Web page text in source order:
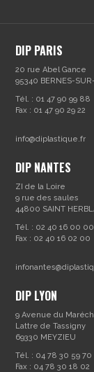
DIP PARIS
20 rue Abel Gance
95340 BERNES-
Tél. : 01 47 90 99 88
Fax : 01 47 90 29 22
info@diplastique.fr
DIP NANTES
ZI de la Loire
9 rue des saules
44800 SAINT
Tél. : 02 40 16 00 00
Fax : 02 40 16 02 00
DIP LYON
9 Avenue du
Lattre de Tassigny
69330 MEYZIEU
Tél. : 04 78 30 59 70
Fax : 04 78 30 18 02